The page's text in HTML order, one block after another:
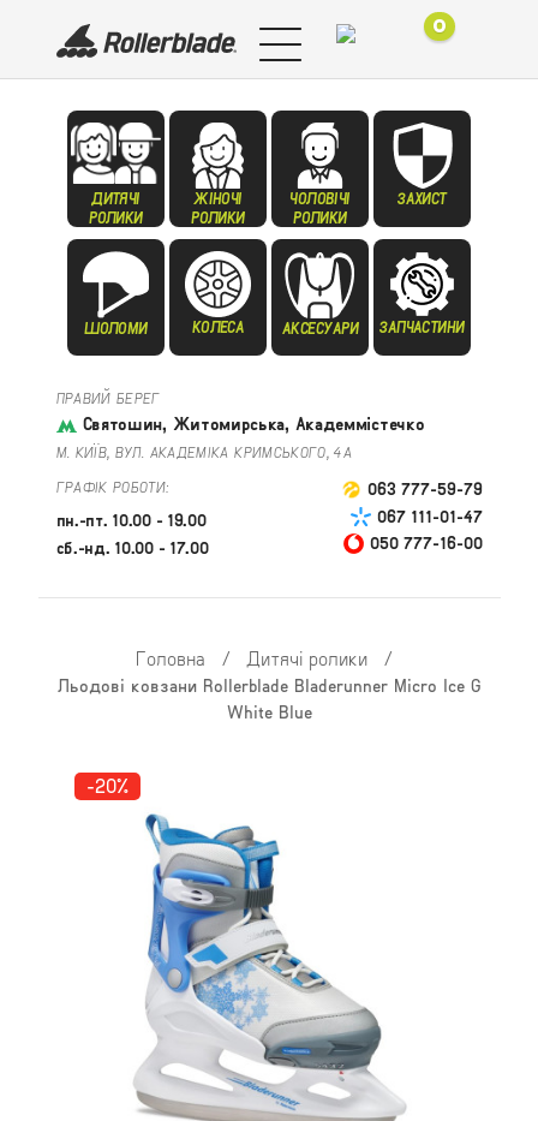
0
ДИТЯЧІ
РОЛИКИ
ЖІНОЧІ
РОЛИКИ
ЧОЛОВІЧІ
РОЛИКИ
ЗАХИСТ
ШОЛОМИ КОЛЕСА АКСЕСУАРИ ЗАПЧАСТИНИ
ПРАВИЙ БЕРЕГ
Святошин, Житомирська, Академмістечко
М. КИЇВ, ВУЛ. АКАДЕМІКА КРИМСЬКОГО, 4А
ГРАФІК РОБОТИ:
пн.-пт. 10.00 - 19.00
сб.-нд. 10.00 - 17.00
063 777-59-79
067 111-01-47
050 777-16-00
Головна / Дитячі ролики /
Льодові ковзани Rollerblade Bladerunner Micro Ice G
White Blue
-20%